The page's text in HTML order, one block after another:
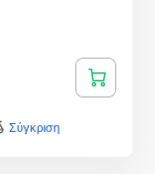
Σύγκριση